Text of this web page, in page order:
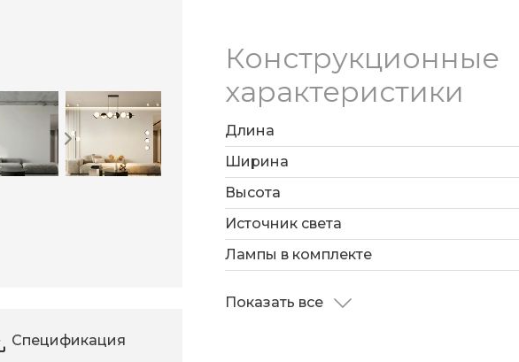
Спецификация
Конструкционные
характеристики
Длина
Ширина
Высота
Источник света
Лампы в комплекте
Показать все